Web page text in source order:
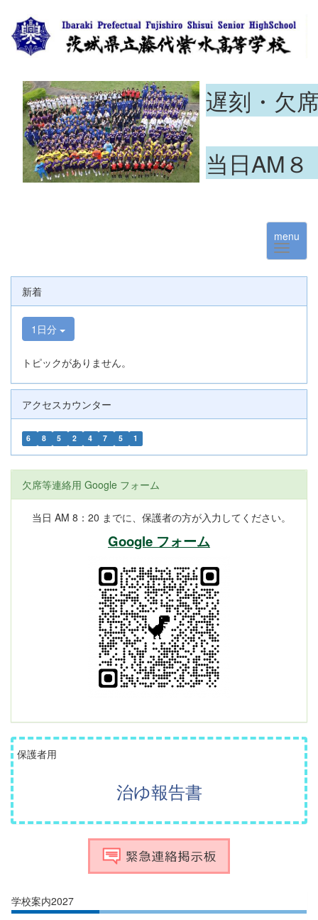
遅刻・欠
当日AM
menu
新着
1日分
トピックがありません。
アクセスカウンター
6 8 5 2 4 7 5 1
欠席等連絡用 Google フォーム
当日 AM 8：20 までに、保護者の方が入力してください。
Google フォーム
保護者用
治ゆ報告書
学校案内2027